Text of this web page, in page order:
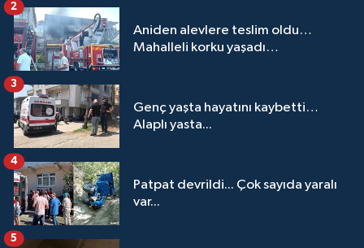
Aniden alevlere teslim oldu…
Mahalleli korku yaşadı…
2
Genç yaşta hayatını kaybetti…
Alaplı yasta...
3
Patpat devrildi... Çok sayıda yaralı
var...
4
5